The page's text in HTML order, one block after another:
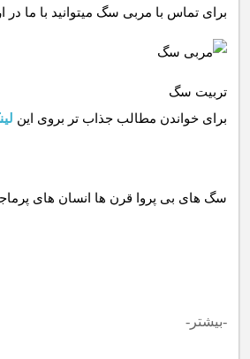
برای تماس با مربی سگ میتوانید با ما در
تربیت سگ
برای خواندن مطالب جذاب تر بروی این
-بیشتر-